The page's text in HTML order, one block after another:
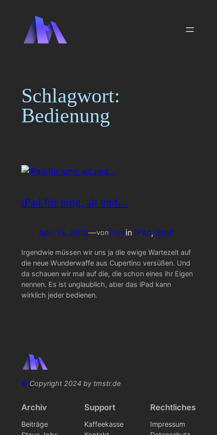
springen
Schlagwort:
Bedienung
iPad für jung, alt und…
Apr. 15, 2010—vonTomin iPad, Stuff
Irgendwie müssen wir uns ja die ewige Wartezeit auf
die neue Wunderwaffe aus Cupertino versüßen. Und
da schauen wir mal auf die, die schon eines ihr Eigen
nennen. Es ist unglaublich, aber das iPad kann
wirklich jeder bedienen.
©Copyright 2024 by tmstr.de
Archiv
Beiträge
Support
Kaffeekasse
Rechtliches
Impressum